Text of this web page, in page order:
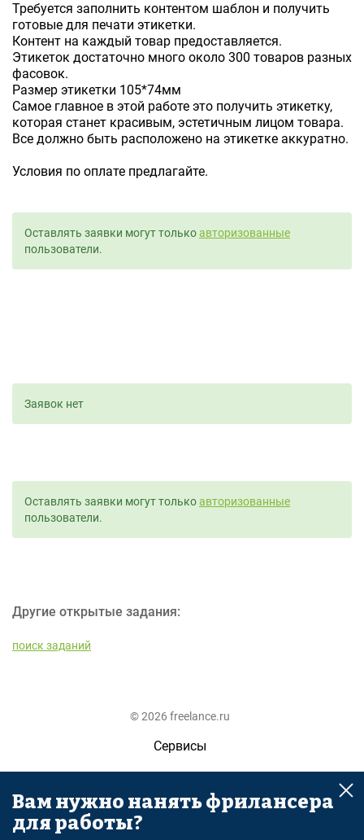
Требуется заполнить контентом шаблон и получить
готовые для печати этикетки.
Контент на каждый товар предоставляется.
Этикеток достаточно много около 300 товаров разных
фасовок.
Размер этикетки 105*74мм
Самое главное в этой работе это получить этикетку,
которая станет красивым, эстетичным лицом товара.
Все должно быть расположено на этикетке аккуратно.
Условия по оплате предлагайте.
Оставлять заявки могут толькоавторизованные
пользователи.
Заявок нет
Оставлять заявки могут толькоавторизованные
пользователи.
Другие открытые задания:
поиск заданий
© 2026 freelance.ru
Сервисы
Помощь
Поиск
Вам нужно нанять фрилансера
для работы?